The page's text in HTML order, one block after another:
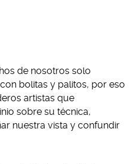
de nosotros solo
bolitas y palitos, por eso
artistas que
sobre su técnica,
nuestra vista y confundir